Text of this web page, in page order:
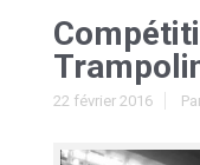
22 février 2016